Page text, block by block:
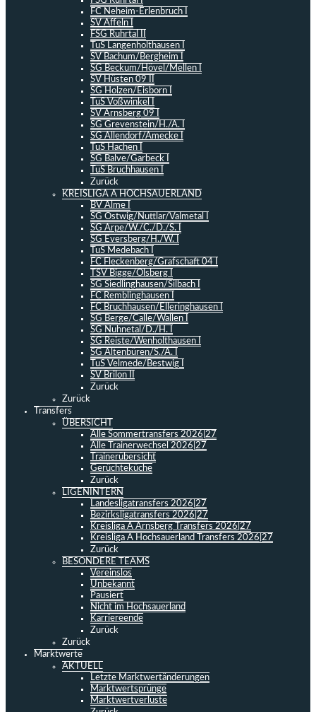
FC Neheim-Erlenbruch I
SV Affeln I
FSG Ruhrtal II
TuS Langenholthausen I
SV Bachum/Bergheim I
SG Beckum/Hövel/Mellen I
SV Hüsten 09 II
SG Holzen/Eisborn I
TuS Voßwinkel I
SV Arnsberg 09 I
SG Grevenstein/H./A. I
SG Allendorf/Amecke I
TuS Hachen I
SG Balve/Garbeck I
TuS Bruchhausen I
Zurück
KREISLIGA A HOCHSAUERLAND
BV Alme I
SG Ostwig/Nuttlar/Valmetal I
SG Arpe/W./C./D./S. I
SG Eversberg/H./W. I
TuS Medebach I
FC Fleckenberg/Grafschaft 04 I
TSV Bigge/Olsberg I
SG Siedlinghausen/Silbach I
FC Remblinghausen I
FC Bruchhausen/Elleringhausen I
SG Berge/Calle/Wallen I
SG Nuhnetal/D./H. I
SG Reiste/Wenholthausen I
SG Altenbüren/S./A. I
TuS Velmede/Bestwig I
SV Brilon II
Zurück
Zurück
Transfers
ÜBERSICHT
Alle Sommertransfers 2026|27
Alle Trainerwechsel 2026|27
Trainerübersicht
Gerüchteküche
Zurück
LIGENINTERN
Landesligatransfers 2026|27
Bezirksligatransfers 2026|27
Kreisliga A Arnsberg Transfers 2026|27
Kreisliga A Hochsauerland Transfers 2026|27
Zurück
BESONDERE TEAMS
Vereinslos
Unbekannt
Pausiert
Nicht im Hochsauerland
Karriereende
Zurück
Zurück
Marktwerte
AKTUELL
Letzte Marktwertänderungen
Marktwertsprünge
Marktwertverluste